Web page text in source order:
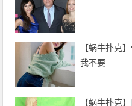
【蜗牛扑克
我不要
【蜗牛扑克